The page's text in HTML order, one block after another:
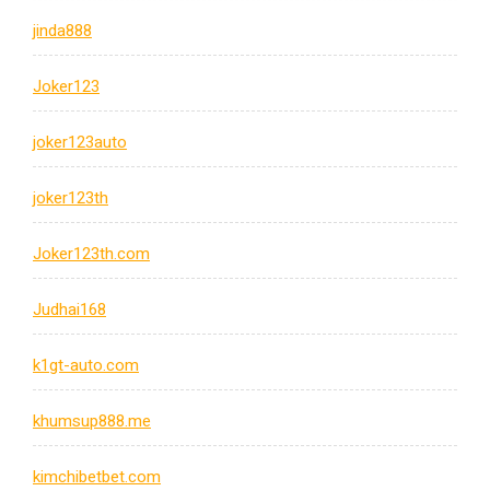
jinda888
Joker123
joker123auto
joker123th
Joker123th.com
Judhai168
k1gt-auto.com
khumsup888.me
kimchibetbet.com